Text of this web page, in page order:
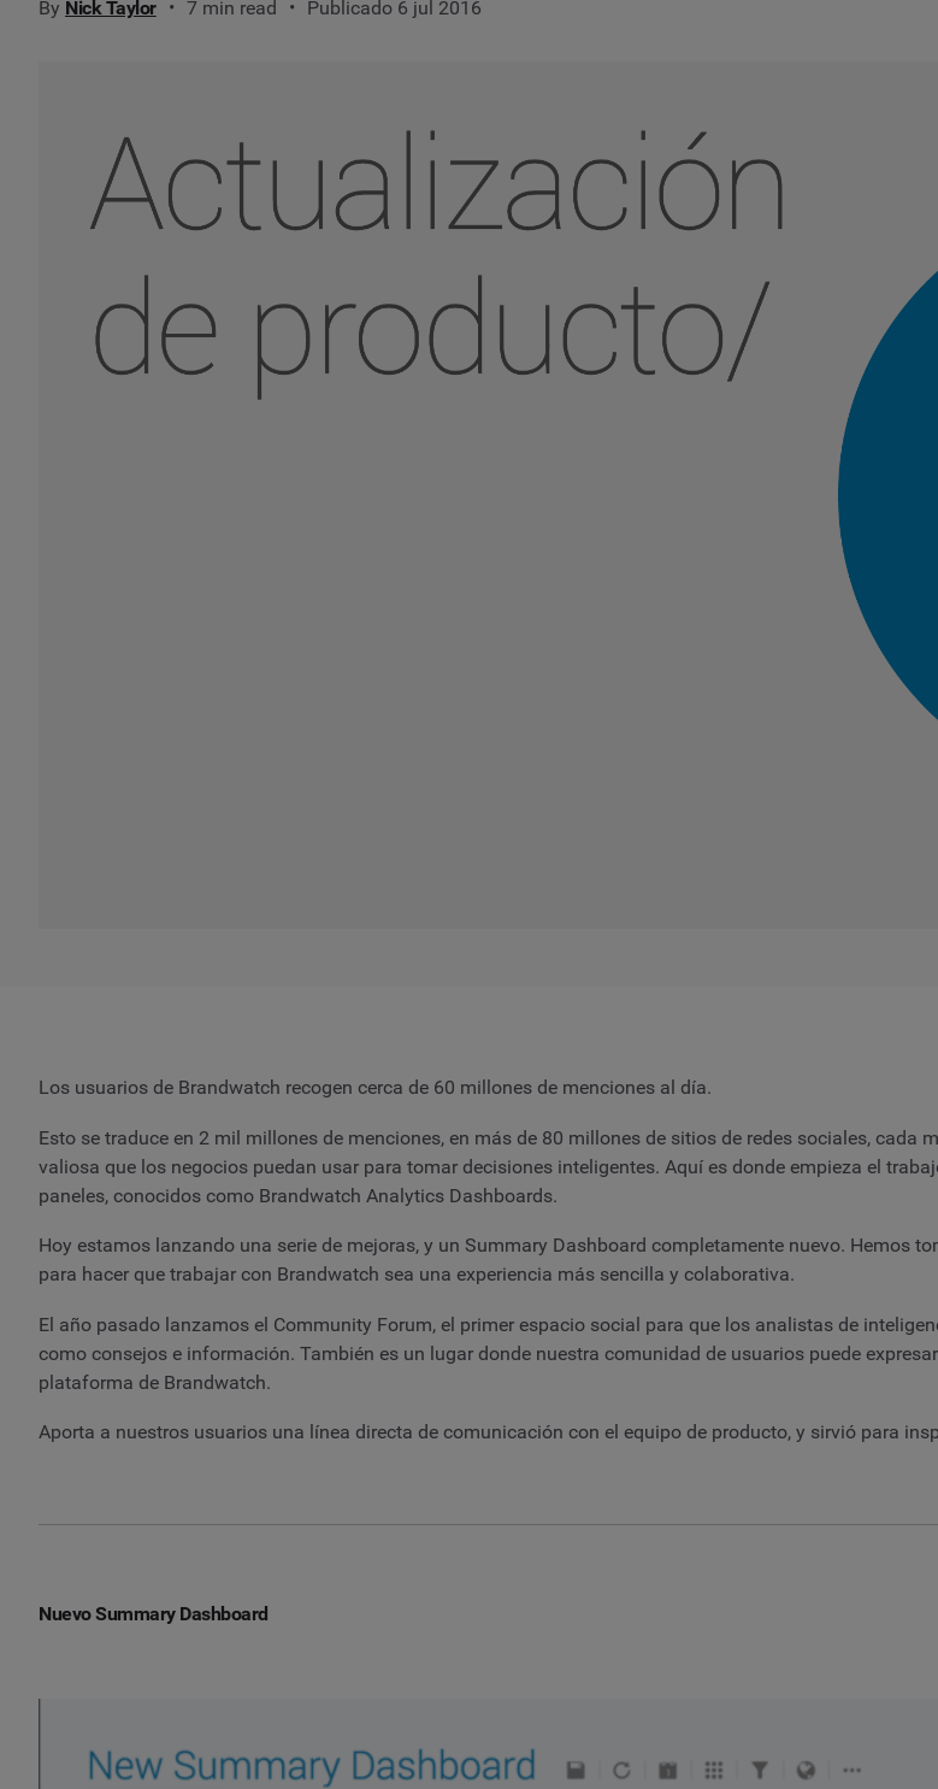
By Nick Taylor 7 min read Publicado 6 jul 2016
Los usuarios de Brandwatch recogen cerca de 60 millones de menciones al día.
Esto se traduce en 2 mil millones de menciones, en más de 80 millones de sitios de redes sociales, cada
valiosa que los negocios puedan usar para tomar decisiones inteligentes. Aquí es donde empieza el
paneles, conocidos como Brandwatch Analytics Dashboards.
Hoy estamos lanzando una serie de mejoras, y un Summary Dashboard completamente nuevo. Hemos
para hacer que trabajar con Brandwatch sea una experiencia más sencilla y colaborativa.
El año pasado lanzamos el Community Forum, el primer espacio social para que los analistas de
como consejos e información. También es un lugar donde nuestra comunidad de usuarios puede
plataforma de Brandwatch.
Aporta a nuestros usuarios una línea directa de comunicación con el equipo de producto, y sirvió para
Nuevo Summary Dashboard